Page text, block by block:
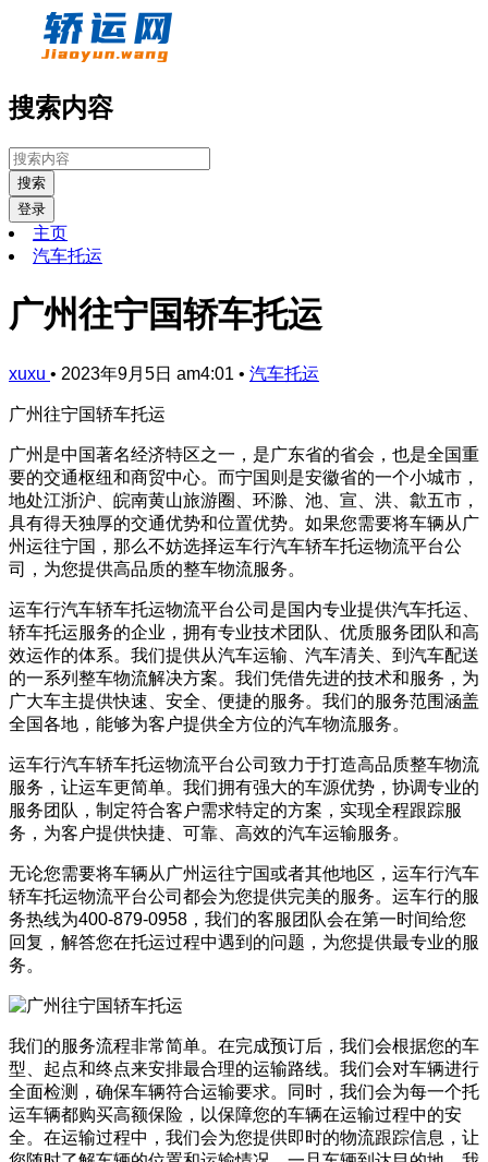
搜索内容
搜索
登录
主页
汽车托运
广州往宁国轿车托运
xuxu • 2023年9月5日 am4:01 • 汽车托运
广州往宁国轿车托运
广州是中国著名经济特区之一，是广东省的省会，也是全国重
要的交通枢纽和商贸中心。而宁国则是安徽省的一个小城市，
地处江浙沪、皖南黄山旅游圈、环滁、池、宣、洪、歙五市，
具有得天独厚的交通优势和位置优势。如果您需要将车辆从广
州运往宁国，那么不妨选择运车行汽车轿车托运物流平台公
司，为您提供高品质的整车物流服务。
运车行汽车轿车托运物流平台公司是国内专业提供汽车托运、
轿车托运服务的企业，拥有专业技术团队、优质服务团队和高
效运作的体系。我们提供从汽车运输、汽车清关、到汽车配送
的一系列整车物流解决方案。我们凭借先进的技术和服务，为
广大车主提供快速、安全、便捷的服务。我们的服务范围涵盖
全国各地，能够为客户提供全方位的汽车物流服务。
运车行汽车轿车托运物流平台公司致力于打造高品质整车物流
服务，让运车更简单。我们拥有强大的车源优势，协调专业的
服务团队，制定符合客户需求特定的方案，实现全程跟踪服
务，为客户提供快捷、可靠、高效的汽车运输服务。
无论您需要将车辆从广州运往宁国或者其他地区，运车行汽车
轿车托运物流平台公司都会为您提供完美的服务。运车行的服
务热线为400-879-0958，我们的客服团队会在第一时间给您
回复，解答您在托运过程中遇到的问题，为您提供最专业的服
务。
我们的服务流程非常简单。在完成预订后，我们会根据您的车
型、起点和终点来安排最合理的运输路线。我们会对车辆进行
全面检测，确保车辆符合运输要求。同时，我们会为每一个托
运车辆都购买高额保险，以保障您的车辆在运输过程中的安
全。在运输过程中，我们会为您提供即时的物流跟踪信息，让